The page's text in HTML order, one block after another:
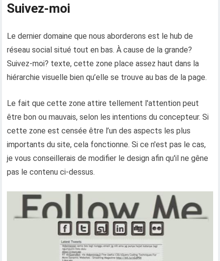
Suivez-moi
Le dernier domaine que nous aborderons est le hub de
réseau social situé tout en bas. À cause de la grande?
Suivez-moi? texte, cette zone place assez haut dans la
hiérarchie visuelle bien qu’elle se trouve au bas de la page.
Le fait que cette zone attire tellement l'attention peut
être bon ou mauvais, selon les intentions du concepteur. Si
cette zone est censée être l’un des aspects les plus
importants du site, cela fonctionne. Si ce n'est pas le cas,
je vous conseillerais de modifier le design afin qu'il ne gêne
pas le contenu ci-dessus.